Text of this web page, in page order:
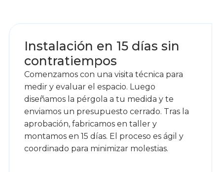
Instalación en 15 días sin
contratiempos
Comenzamos con una visita técnica para
medir y evaluar el espacio. Luego
diseñamos la pérgola a tu medida y te
enviamos un presupuesto cerrado. Tras la
aprobación, fabricamos en taller y
montamos en 15 días. El proceso es ágil y
coordinado para minimizar molestias.